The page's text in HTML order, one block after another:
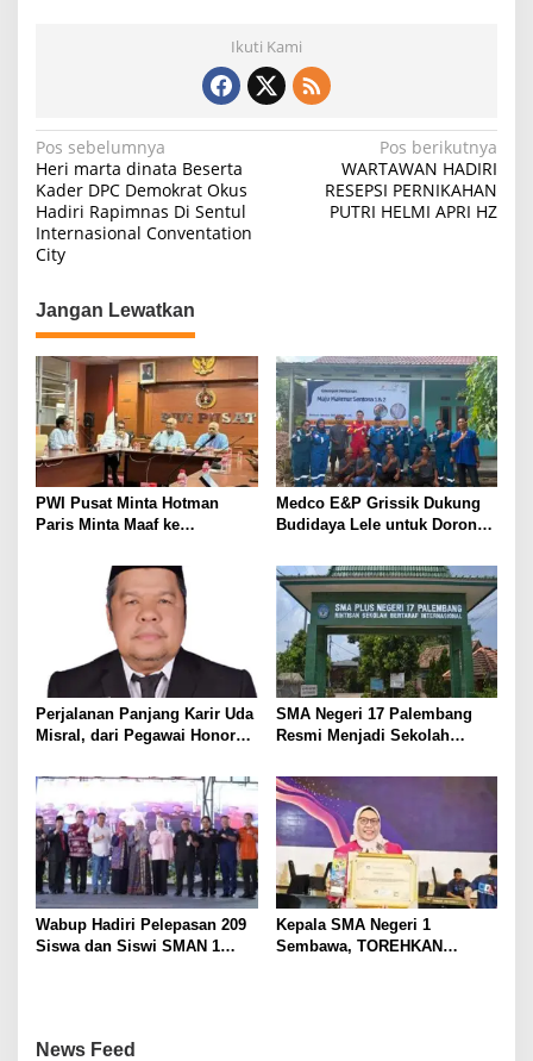
Ikuti Kami
N
a
v
i
a
s
i
p
o
s
Pos sebelumnya
Heri marta dinata Beserta
Kader DPC Demokrat Okus
Hadiri Rapimnas Di Sentul
Internasional Conventation
City
Pos berikutnya
WARTAWAN HADIRI
RESEPSI PERNIKAHAN
PUTRI HELMI APRI HZ
Jangan Lewatkan
PWI Pusat Minta Hotman
Paris Minta Maaf ke
Pers Harus Dihormati
Medco E&P Grissik Dukung
Budidaya Lele untuk Dorong
Masyarakat
Perjalanan Panjang Karir Uda
Misral, dari Pegawai Honorer
Karir Jabatan Struktural
Eselon III
SMA Negeri 17 Palembang
Resmi Menjadi Sekolah
Wabup Hadiri Pelepasan 209
Siswa dan Siswi SMAN 1
Kepala SMA Negeri 1
Sembawa, TOREHKAN
News Feed